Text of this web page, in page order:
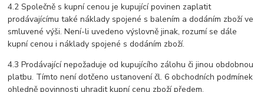
4.2 Společně s kupní cenou je kupující povinen zaplatit
prodávajícímu také náklady spojené s balením a dodáním zboží ve
smluvené výši. Není-li uvedeno výslovně jinak, rozumí se dále
kupní cenou i náklady spojené s dodáním zboží.
4.3 Prodávající nepožaduje od kupujícího zálohu či jinou obdobnou
platbu. Tímto není dotčeno ustanovení čl. 6 obchodních podmínek
ohledně povinnosti uhradit kupní cenu zboží předem.